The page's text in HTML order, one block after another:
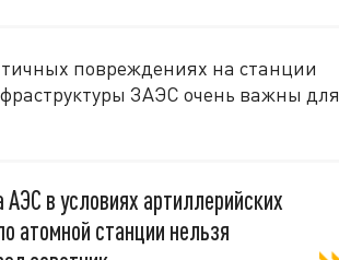
повреждениях на станции
ЗАЭС очень важны для
в условиях артиллерийских
атомной станции нельзя